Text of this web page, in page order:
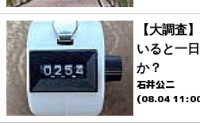
【大調査
いると一
か？
石井公二
(08.04